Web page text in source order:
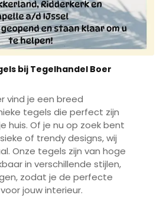
bij Tegelhandel Boer
vind je een breed
tegels die perfect zijn
huis. Of je nu op zoek bent
of trendy designs, wij
Onze tegels zijn van hoge
in verschillende stijlen,
zodat je de perfecte
jouw interieur.